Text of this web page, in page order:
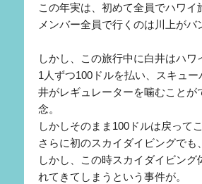
この年実は、初めて全員でハワイ
メンバー全員で行くのは川上が
しかし、この旅行中に白井はハ
1人ずつ100ドルを払い、スキュ
井がレギュレーターを噛むこと
念。
しかしそのまま100ドルは戻って
さらに初のスカイダイビングで
しかし、この時スカイダイビン
れてきてしまうという事件が。